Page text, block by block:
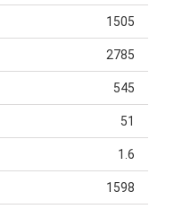
1505
2785
545
51
1.6
1598